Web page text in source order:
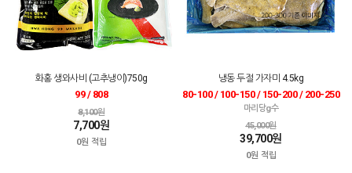
화홍 생와사비 (고추냉이)750g
99 / 808
8,100원
7,700원
0원 적립
냉동 두절 가자미 4.5kg
80-100 / 100-150 / 150-200 / 200-250
마리당g수
45,000원
39,700원
0원 적립